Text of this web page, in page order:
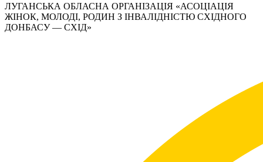
ЛУГАНСЬКА ОБЛАСНА ОРГАНІЗАЦІЯ «АСОЦІАЦІЯ
ЖІНОК, МОЛОДІ, РОДИН З ІНВАЛІДНІСТЮ СХІДНОГО
ДОНБАСУ — СХІД»